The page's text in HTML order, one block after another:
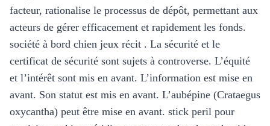
facteur, rationalise le processus de dépôt, permettant aux
acteurs de gérer efficacement et rapidement les fonds.
société à bord chien jeux récit . La sécurité et le
certificat de sécurité sont sujets à controverse. L’équité
et l’intérêt sont mis en avant. L’information est mise en
avant. Son statut est mis en avant. L’aubépine (Crataegus
oxycantha) peut être mise en avant. stick peril pour